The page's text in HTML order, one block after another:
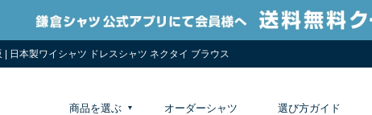
日本製ワイシャツ ドレスシャツ ネクタイ ブラウス
商品を選ぶ オーダーシャツ 選び方ガイド